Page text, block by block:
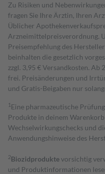
Zu Risiken und
fragen Sie Ihre Ärztin, Ihren
Üblicher
Arzneimittelpreisverordnung.
Preisempfehlung des
beinhalten die gesetzlich
zzgl. 3,95 € Versandkosten.
frei. Preisänderungen und
und Gratis-Beigaben nur
1 Eine pharmazeutische
Produkte in deinem
Wechselwirkungschecks und
Anwendungshinweise des
2Biozidproduktevorsichtig
und Produktinformationen